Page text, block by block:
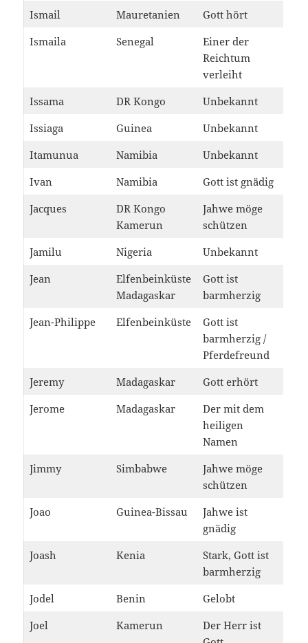
Ismail Mauretanien
Gott hört
Ismaila
Senegal
Einer der
Reichtum
verleiht
Issama
DR Kongo
Unbekannt
Issiaga
Guinea
Unbekannt
Itamunua
Namibia
Unbekannt
Ivan
Namibia
Gott ist gnädig
Jacques
DR Kongo
Kamerun
Jahwe möge
schützen
Jamilu
Nigeria
Unbekannt
Jean
Elfenbeinküste
Madagaskar
Gott ist
barmherzig
Jean-Philippe
Elfenbeinküste
Gott ist
barmherzig /
Pferdefreund
Jeremy
Madagaskar
Gott erhört
Jerome
Madagaskar
Der mit dem
heiligen
Namen
Jimmy
Simbabwe
Jahwe möge
schützen
Joao
Guinea-Bissau
Jahwe ist
gnädig
Joash
Kenia
Stark, Gott ist
barmherzig
Jodel
Benin
Gelobt
Joel
Kamerun
Der Herr ist